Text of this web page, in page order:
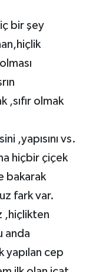
bir şey
,sıfır olmak
,yapısını vs.
hiçbir çiçek
bakarak
fark var.
,hiçlikten
anda
yapılan cep